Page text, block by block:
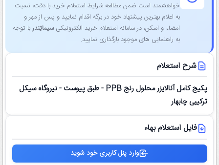
خواهشمند است ضمن مطالعه شرایط استعلام خرید با دقت، نسبت
به اعلام بهترین پیشنهاد خود در برگه اقدام نمایید و پس از مهر و
امضاء و اسکن، در سامانه استعلام خرید الکترونیکیسیماتِندربا توجه
به راهنمایی ‌های موجود بارگذاری نمایید.
شرح استعلام
پکیج کامل آنالایزر محلول رنج PPB - طبق پیوست - نیروگاه سیکل
ترکیبی چابهار
فایل استعلام بهاء
وارد پنل کاربری خود شوید